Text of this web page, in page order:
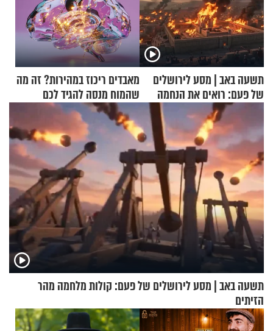
תשעה באב | מסע לירושלים
של פעם: רואים את הנחמה
מאבדים ריכוז במהירות? זה מה
שהמוח מנסה להגיד לכם
תשעה באב | מסע לירושלים של פעם: קולות מלחמה מהר
הזיתים